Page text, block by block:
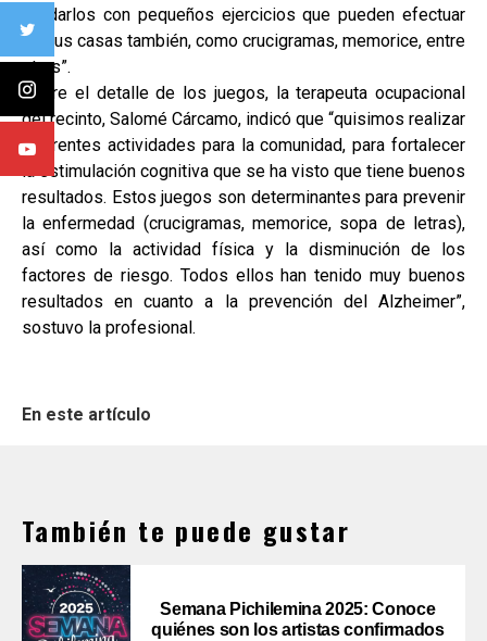
ayudarlos con pequeños ejercicios que pueden efectuar
en sus casas también, como crucigramas, memorice, entre
otras”.
Sobre el detalle de los juegos, la terapeuta ocupacional
del recinto, Salomé Cárcamo, indicó que “quisimos realizar
diferentes actividades para la comunidad, para fortalecer
la estimulación cognitiva que se ha visto que tiene buenos
resultados. Estos juegos son determinantes para prevenir
la enfermedad (crucigramas, memorice, sopa de letras),
así como la actividad física y la disminución de los
factores de riesgo. Todos ellos han tenido muy buenos
resultados en cuanto a la prevención del Alzheimer”,
sostuvo la profesional.
En este artículo
También te puede gustar
Semana Pichilemina 2025: Conoce
quiénes son los artistas confirmados